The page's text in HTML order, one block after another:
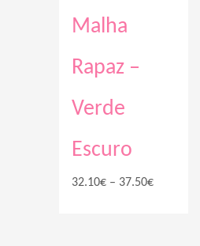
Malha
Rapaz –
Verde
Escuro
32.10€ – 37.50€